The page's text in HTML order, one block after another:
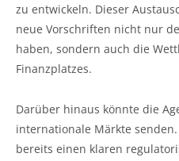
zu entwickeln. Dieser
neue Vorschriften nicht nur
haben, sondern auch die
Finanzplatzes.
Darüber hinaus könnte die
internationale Märkte
bereits einen klaren